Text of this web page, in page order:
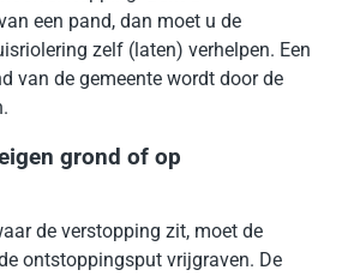
een pand, dan moet u de
zelf (laten) verhelpen. Een
van de gemeente wordt door de
grond of op
de verstopping zit, moet de
ontstoppingsput vrijgraven. De